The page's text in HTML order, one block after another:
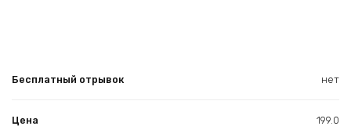
Бесплатный отрывок нет
Цена 199.0